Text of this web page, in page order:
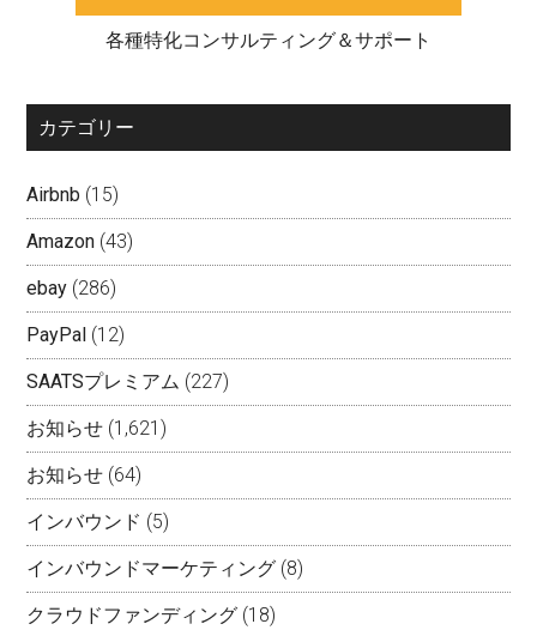
各種特化コンサルティング＆サポート
カテゴリー
Airbnb (15)
Amazon (43)
ebay (286)
PayPal (12)
SAATSプレミアム (227)
お知らせ (1,621)
お知らせ (64)
インバウンド (5)
インバウンドマーケティング (8)
クラウドファンディング (18)